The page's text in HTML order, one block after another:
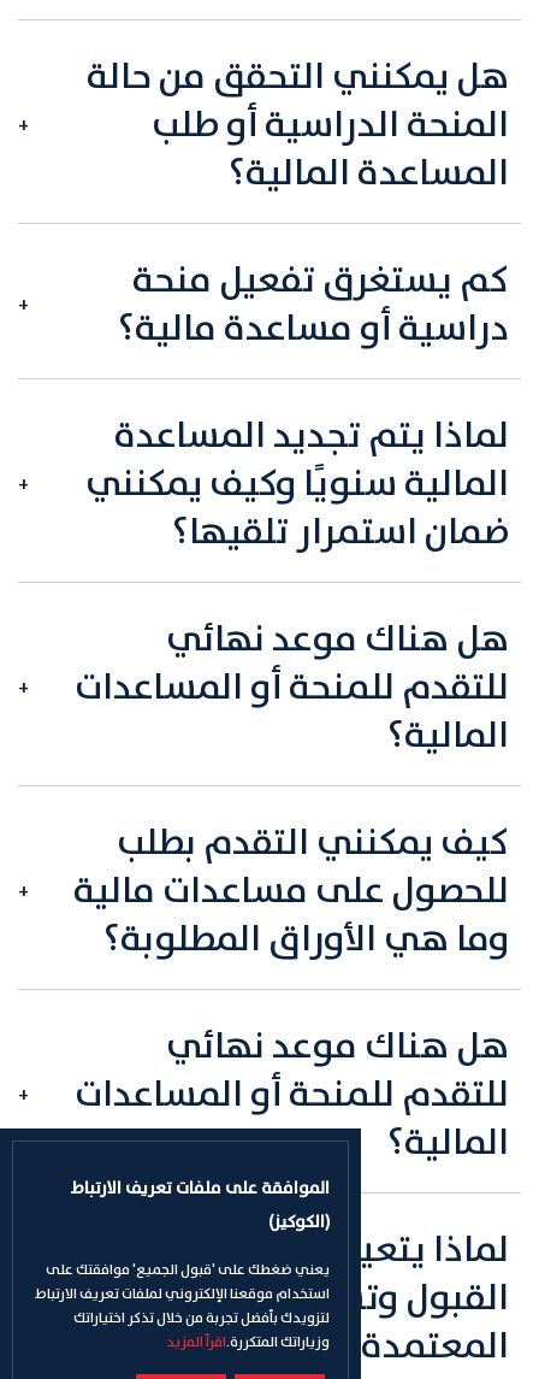
الموافقة على ملفات تعريف الارتباط
(الكوكيز)
يعني ضغطك على 'قبول الجميع' موافقتك على
استخدام موقعنا الإلكتروني لملفات تعريف الارتباط
لتزويدك بأفضل تجربة من خلال تذكر اختياراتك
وزياراتك المتكررة.اقرأ المزيد
هل يمكنني التحقق من حالة
المنحة الدراسية أو طلب
المساعدة المالية؟
كم يستغرق تفعيل منحة
دراسية أو مساعدة مالية؟
لماذا يتم تجديد المساعدة
المالية سنويًا وكيف يمكنني
ضمان استمرار تلقيها؟
هل هناك موعد نهائي
للتقدم للمنحة أو المساعدات
المالية؟
كيف يمكنني التقدم بطلب
للحصول على مساعدات مالية
وما هي الأوراق المطلوبة؟
هل هناك موعد نهائي
للتقدم للمنحة أو المساعدات
المالية؟
لماذا يتعين علي انتظار عرض
القبول وتسجيل الساعات
المعتمدة قبل التقدم بطلب